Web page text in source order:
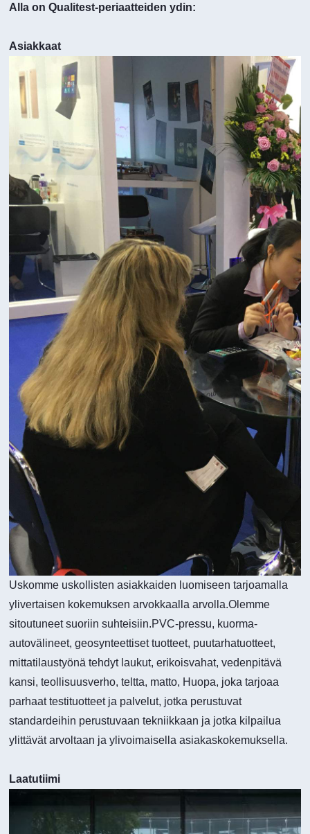
Alla on Qualitest-periaatteiden ydin:
Asiakkaat
Uskomme uskollisten asiakkaiden luomiseen tarjoamalla
ylivertaisen kokemuksen arvokkaalla arvolla.Olemme
sitoutuneet suoriin suhteisiin.PVC-pressu, kuorma-
autovälineet, geosynteettiset tuotteet, puutarhatuotteet,
mittatilaustyönä tehdyt laukut, erikoisvahat, vedenpitävä
kansi, teollisuusverho, teltta, matto, Huopa, joka tarjoaa
parhaat testituotteet ja palvelut, jotka perustuvat
standardeihin perustuvaan tekniikkaan ja jotka kilpailua
ylittävät arvoltaan ja ylivoimaisella asiakaskokemuksella.
Laatutiimi